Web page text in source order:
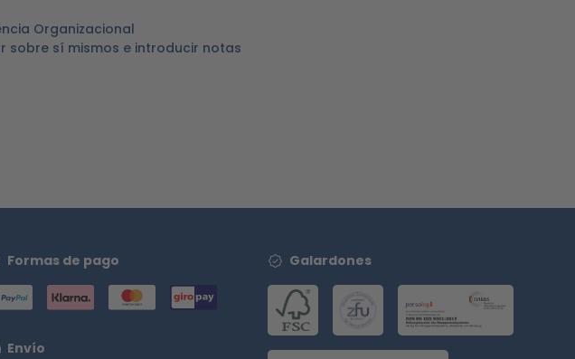
Organizacional
sobre sí mismos e introducir notas
Formas de pago
Envío
Galardones